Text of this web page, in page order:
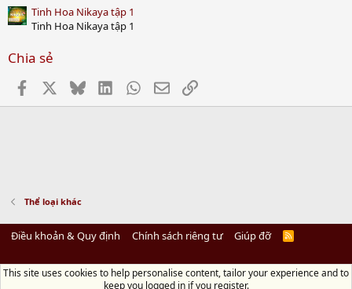
Tinh Hoa Nikaya tập 1
Tinh Hoa Nikaya tập 1
Chia sẻ
Facebook BlueskyLinkedInWhatsApp
EmailLink
Thể loại khác
Điều khoản & Quy định Chính sách riêng tư Giúp đỡ
R
Diệu Pháp Âm
This site uses cookies to help personalise content, tailor your experience and to
keep you logged in if you register.